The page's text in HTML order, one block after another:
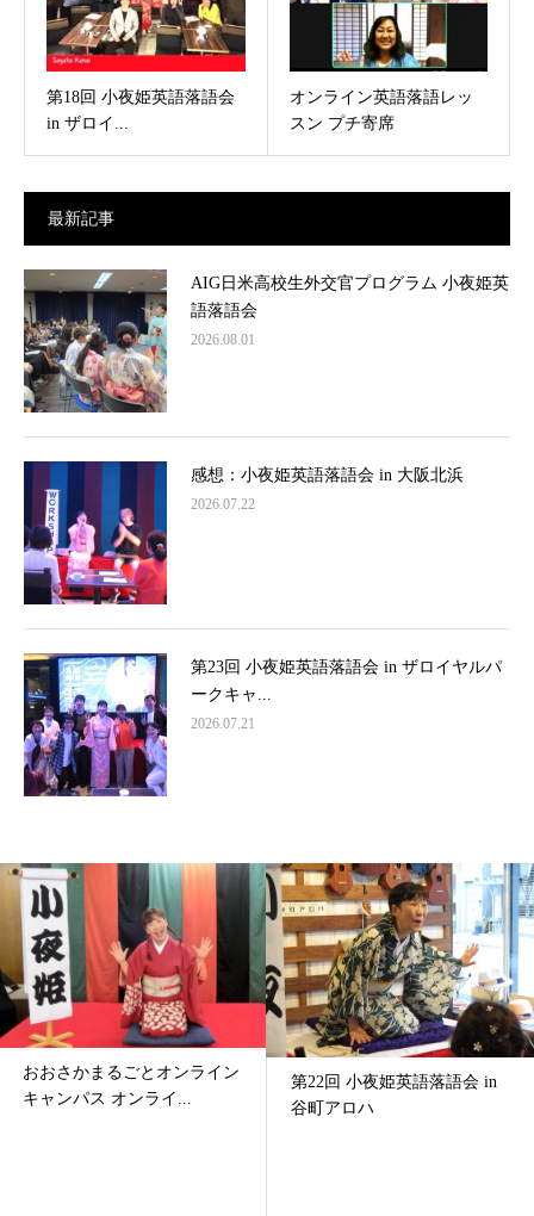
第18回 小夜姫英語落語会
in ザロイ...
オンライン英語落語レッ
スン プチ寄席
最新記事
AIG日米高校生外交官プログラム 小夜姫英
語落語会
2026.08.01
感想：小夜姫英語落語会 in 大阪北浜
2026.07.22
第23回 小夜姫英語落語会 in ザロイヤルパ
ークキャ...
2026.07.21
おおさかまるごとオンライン
キャンパス オンライ...
第22回 小夜姫英語落語会 in
谷町アロハ